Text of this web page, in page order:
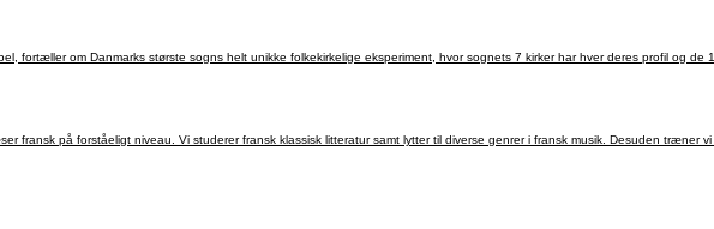
fortæller om Danmarks største sogns helt unikke folkekirkelige eksperiment, hvor sognets 7 kirker har hver deres profil og de
på forståeligt niveau. Vi studerer fransk klassisk litteratur samt lytter til diverse genrer i fransk musik. Desuden træner vi